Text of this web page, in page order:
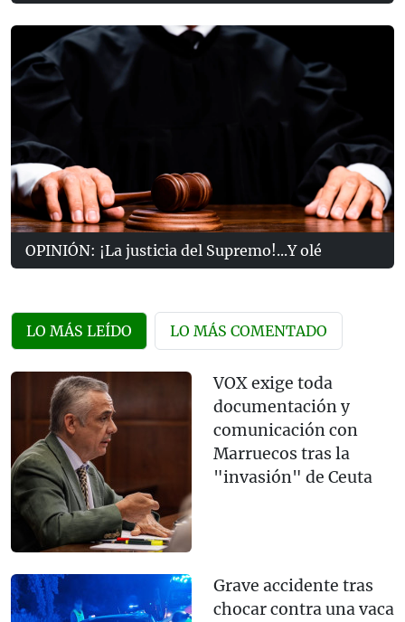
OPINIÓN: ¡La justicia del Supremo!...Y olé
LO MÁS LEÍDO LO MÁS COMENTADO
VOX exige toda
documentación y
comunicación con
Marruecos tras la
"invasión" de Ceuta
Grave accidente tras
chocar contra una vaca